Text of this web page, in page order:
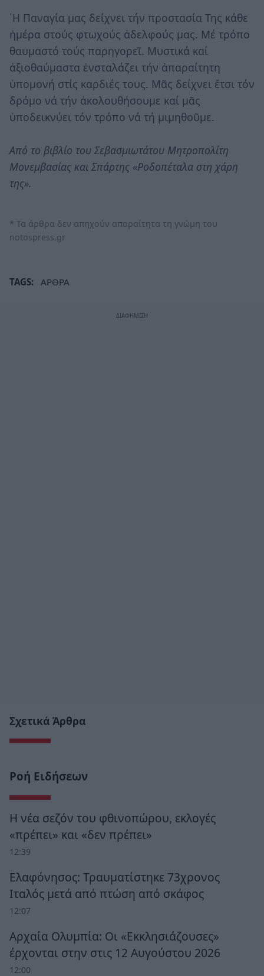
῾Η Παναγία μας δείχνει τήν προστασία Της κάθε
ἡμέρα στούς φτωχούς ἀδελφούς μας. Μέ τρόπο
θαυμαστό τούς παρηγορεῖ. Μυστικά καί
ἀξιοθαύμαστα ἐνσταλάζει τήν ἀπαραίτητη
ὑπομονή στίς καρδιές τους. Μᾶς δείχνει ἔτσι τόν
δρόμο νά τήν ἀκολουθήσουμε καί μᾶς
ὑποδεικνύει τόν τρόπο νά τή μιμηθοῦμε.
Από το βιβλίο του Σεβασμιωτάτου Μητροπολίτη
Μονεμβασίας και Σπάρτης «Ροδοπέταλα στη χάρη
της».
* Τα άρθρα δεν απηχούν απαραίτητα τη γνώμη του
notospress.gr
TAGS: ΑΡΘΡΑ
Σχετικά Άρθρα
Ροή Ειδήσεων
Η νέα σεζόν του φθινοπώρου, εκλογές
«πρέπει» και «δεν πρέπει»
12:39
Ελαφόνησος: Τραυματίστηκε 73χρονος
Ιταλός μετά από πτώση από σκάφος
12:07
Αρχαία Ολυμπία: Οι «Εκκλησιάζουσες»
έρχονται στην στις 12 Αυγούστου 2026
12:00